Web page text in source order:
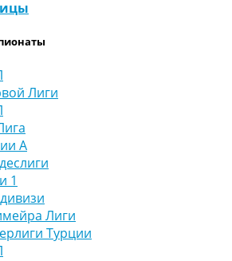
Лиги
А
1
Лиги
Турции